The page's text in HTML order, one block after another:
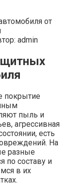
от
admin
покрытие
пыль и
агрессивная
есть
На
разные
по составу и
в их